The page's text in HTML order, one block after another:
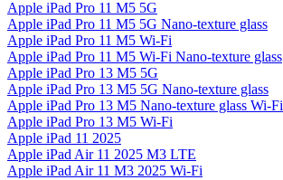
Apple iPad Pro 11 M5 5G
Apple iPad Pro 11 M5 5G Nano-texture glass
Apple iPad Pro 11 M5 Wi-Fi
Apple iPad Pro 11 M5 Wi-Fi Nano-texture glass
Apple iPad Pro 13 M5 5G
Apple iPad Pro 13 M5 5G Nano-texture glass
Apple iPad Pro 13 M5 Nano-texture glass Wi-Fi
Apple iPad Pro 13 M5 Wi-Fi
Apple iPad 11 2025
Apple iPad Air 11 2025 M3 LTE
Apple iPad Air 11 M3 2025 Wi-Fi